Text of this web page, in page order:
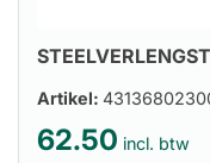
Artikel:
62.50 incl. btw